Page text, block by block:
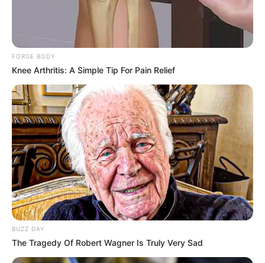
FORGE BODY
Knee Arthritis: A Simple Tip For Pain Relief
BUZZ DAY
The Tragedy Of Robert Wagner Is Truly Very Sad